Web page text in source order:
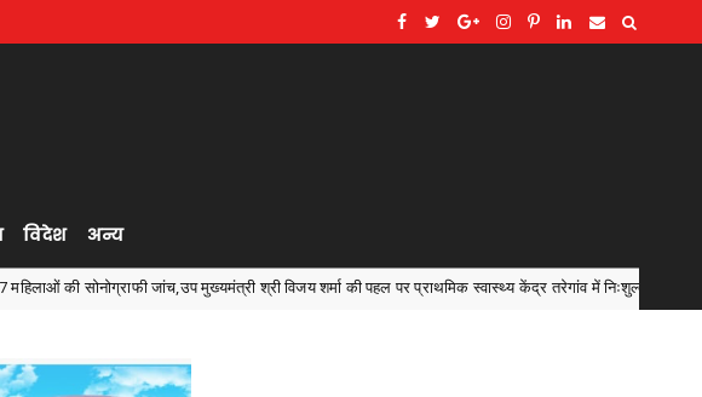
विदेश अन्य
श्री विजय शर्मा की पहल पर प्राथमिक स्वास्थ्य केंद्र तरेगांव में निःशुल्क सोनोग्राफी एवं स्वास्थ्य शिविर आयोजित